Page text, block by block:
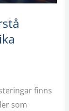
finns
som